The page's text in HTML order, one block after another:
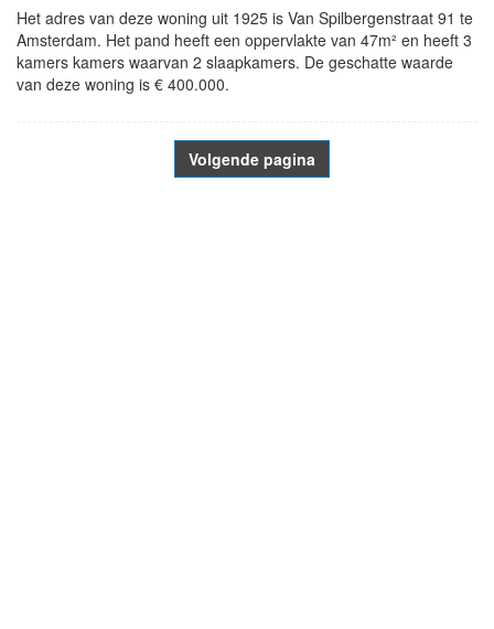
Het adres van deze woning uit 1925 is Van Spilbergenstraat 91 te
Amsterdam. Het pand heeft een oppervlakte van 47m² en heeft 3
kamers kamers waarvan 2 slaapkamers. De geschatte waarde
van deze woning is € 400.000.
Volgende pagina